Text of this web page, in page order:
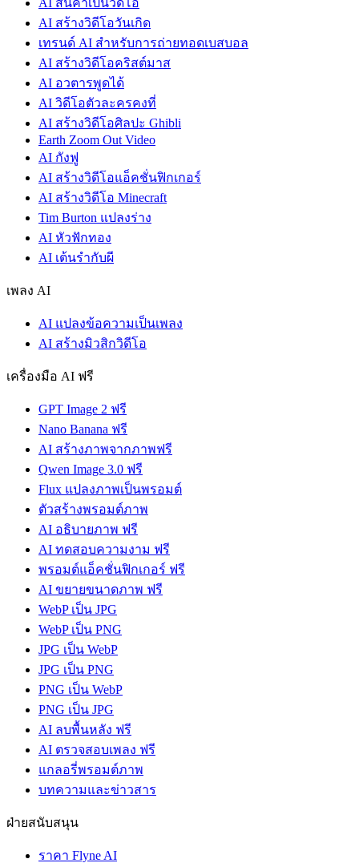
AI สินค้าเป็นวิดีโอ
AI สร้างวิดีโอวันเกิด
เทรนด์ AI สำหรับการถ่ายทอดเบสบอล
AI สร้างวิดีโอคริสต์มาส
AI อวตารพูดได้
AI วิดีโอตัวละครคงที่
AI สร้างวิดีโอศิลปะ Ghibli
Earth Zoom Out Video
AI กังฟู
AI สร้างวิดีโอแอ็คชั่นฟิกเกอร์
AI สร้างวิดีโอ Minecraft
Tim Burton แปลงร่าง
AI หัวฟักทอง
AI เต้นรำกับผี
เพลง AI
AI แปลงข้อความเป็นเพลง
AI สร้างมิวสิกวิดีโอ
เครื่องมือ AI ฟรี
GPT Image 2 ฟรี
Nano Banana ฟรี
AI สร้างภาพจากภาพฟรี
Qwen Image 3.0 ฟรี
Flux แปลงภาพเป็นพรอมต์
ตัวสร้างพรอมต์ภาพ
AI อธิบายภาพ ฟรี
AI ทดสอบความงาม ฟรี
พรอมต์แอ็คชั่นฟิกเกอร์ ฟรี
AI ขยายขนาดภาพ ฟรี
WebP เป็น JPG
WebP เป็น PNG
JPG เป็น WebP
JPG เป็น PNG
PNG เป็น WebP
PNG เป็น JPG
AI ลบพื้นหลัง ฟรี
AI ตรวจสอบเพลง ฟรี
แกลอรี่พรอมต์ภาพ
บทความและข่าวสาร
ฝ่ายสนับสนุน
ราคา Flyne AI